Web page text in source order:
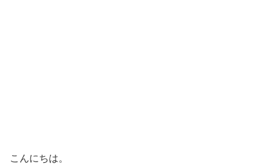
こんにちは。